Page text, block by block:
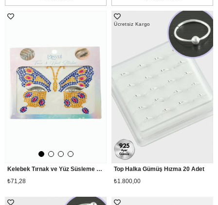
Kelebek Tırnak ve Yüz Süsleme Taşı
₺71,28
Top Halka Gümüş Hızma 20 Adet
₺1.800,00
Ücretsiz Kargo